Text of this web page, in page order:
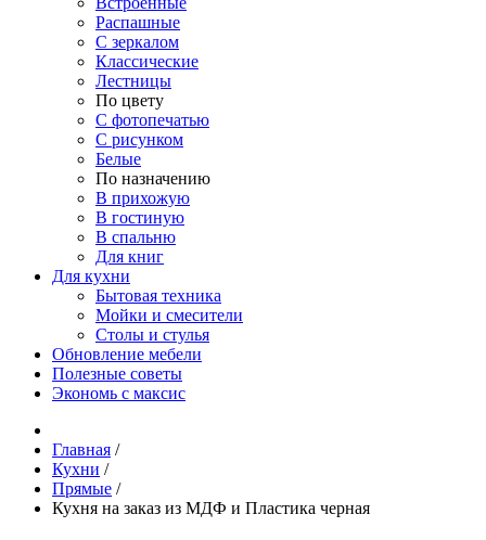
Распашные
С зеркалом
Классические
Лестницы
По цвету
С фотопечатью
С рисунком
Белые
По назначению
В прихожую
В гостиную
В спальню
Для книг
Для кухни
Бытовая техника
Мойки и смесители
Столы и стулья
Обновление мебели
Полезные советы
Экономь с максис
Главная /
Кухни /
Прямые /
Кухня на заказ из МДФ и Пластика черная